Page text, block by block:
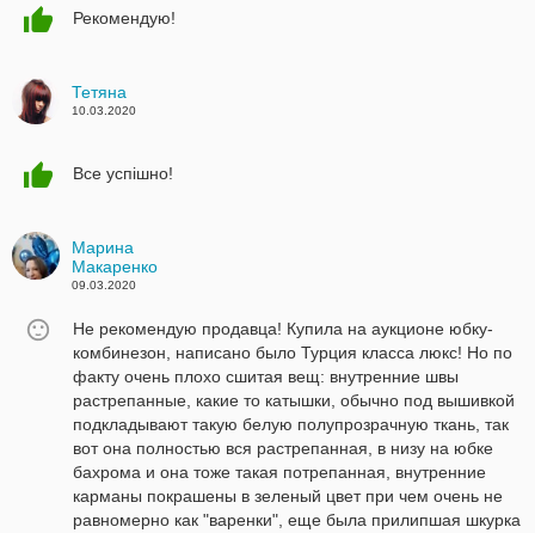
Рекомендую!
Тетяна
10.03.2020
Все успішно!
Марина
Макаренко
09.03.2020
Не рекомендую продавца! Купила на аукционе юбку-
комбинезон, написано было Турция класса люкс! Но по
факту очень плохо сшитая вещ: внутренние швы
растрепанные, какие то катышки, обычно под вышивкой
подкладывают такую белую полупрозрачную ткань, так
вот она полностью вся растрепанная, в низу на юбке
бахрома и она тоже такая потрепанная, внутренние
карманы покрашены в зеленый цвет при чем очень не
равномерно как "варенки", еще была прилипшая шкурка